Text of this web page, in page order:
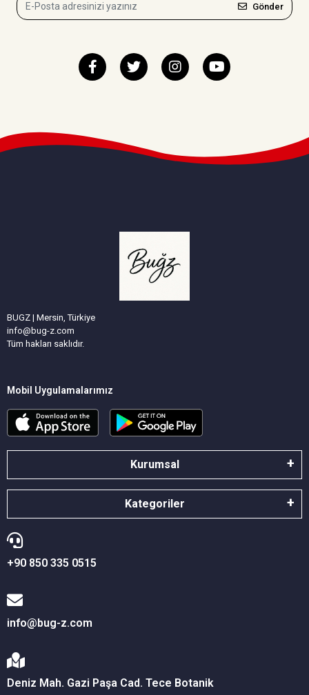
Gönder
BUGZ | Mersin, Türkiye
info@bug-z.com
Tüm hakları saklıdır.
Mobil Uygulamalarımız
Kurumsal
Kategoriler
+90 850 335 0515
info@bug-z.com
Deniz Mah. Gazi Paşa Cad. Tece Botanik